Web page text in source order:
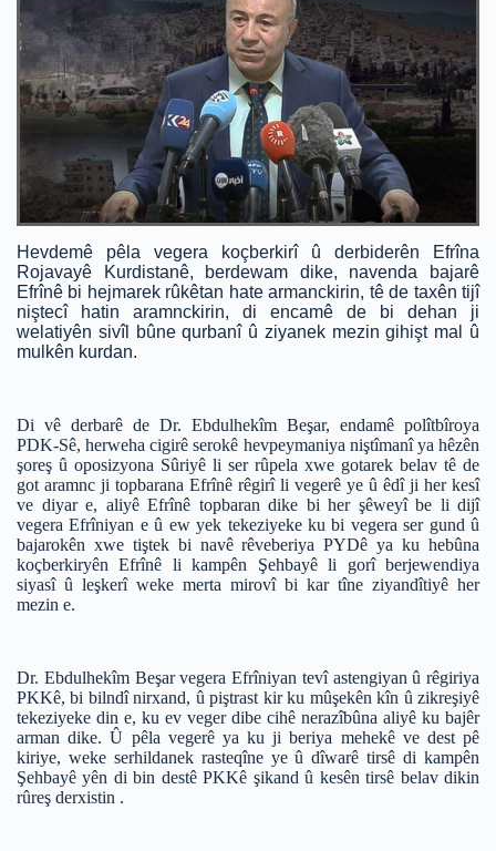
Hevdemê pêla vegera koçberkirî û derbiderên Efrîna
Rojavayê Kurdistanê, berdewam dike, navenda bajarê
Efrînê bi hejmarek rûkêtan hate armanckirin, tê de taxên tijî
niştecî hatin aramnckirin, di encamê de bi dehan ji
welatiyên sivîl bûne qurbanî û ziyanek mezin gihişt mal û
mulkên kurdan.
Di vê derbarê de Dr. Ebdulhekîm Beşar, endamê polîtbîroya
PDK-Sê, herweha cigirê serokê hevpeymaniya niştîmanî ya hêzên
şoreş û oposizyona Sûriyê li ser rûpela xwe gotarek belav tê de
got aramnc ji topbarana Efrînê rêgirî li vegerê ye û êdî ji her kesî
ve diyar e, aliyê Efrînê topbaran dike bi her şêweyî be li dijî
vegera Efrîniyan e û ew yek tekeziyeke ku bi vegera ser gund û
bajarokên xwe tiştek bi navê rêveberiya PYDê ya ku hebûna
koçberkiryên Efrînê li kampên Şehbayê li gorî berjewendiya
siyasî û leşkerî weke merta mirovî bi kar tîne ziyandîtiyê her
mezin e.
Dr. Ebdulhekîm Beşar vegera Efrîniyan tevî astengiyan û rêgiriya
PKKê, bi bilndî nirxand, û piştrast kir ku mûşekên kîn û zikreşiyê
tekeziyeke din e, ku ev veger dibe cihê nerazîbûna aliyê ku bajêr
arman dike. Û pêla vegerê ya ku ji beriya mehekê ve dest pê
kiriye, weke serhildanek rasteqîne ye û dîwarê tirsê di kampên
Şehbayê yên di bin destê PKKê şikand û kesên tirsê belav dikin
rûreş derxistin .